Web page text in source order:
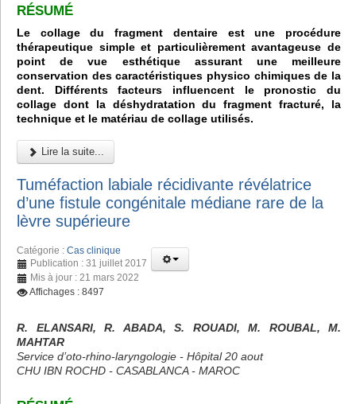
RÉSUMÉ
Le collage du fragment dentaire est une procédure
thérapeutique simple et particulièrement avantageuse de
point de vue esthétique assurant une meilleure
conservation des caractéristiques physico chimiques de la
dent. Différents facteurs influencent le pronostic du
collage dont la déshydratation du fragment fracturé, la
technique et le matériau de collage utilisés.
Lire la suite...
Tuméfaction labiale récidivante révélatrice
d’une fistule congénitale médiane rare de la
lèvre supérieure
Catégorie : Cas clinique
Publication : 31 juillet 2017
Mis à jour : 21 mars 2022
Affichages : 8497
R. ELANSARI, R. ABADA, S. ROUADI, M. ROUBAL, M.
MAHTAR
Service d’oto-rhino-laryngologie - Hôpital 20 aout
CHU IBN ROCHD - CASABLANCA - MAROC